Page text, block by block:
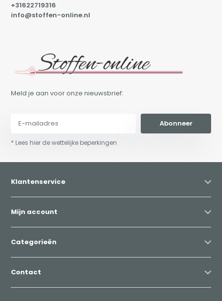
+31622719316
info@stoffen-online.nl
Meld je aan voor onze nieuwsbrief:
Abonneer
* Lees hier de wettelijke beperkingen
Klantenservice
Mijn account
Categorieën
Contact